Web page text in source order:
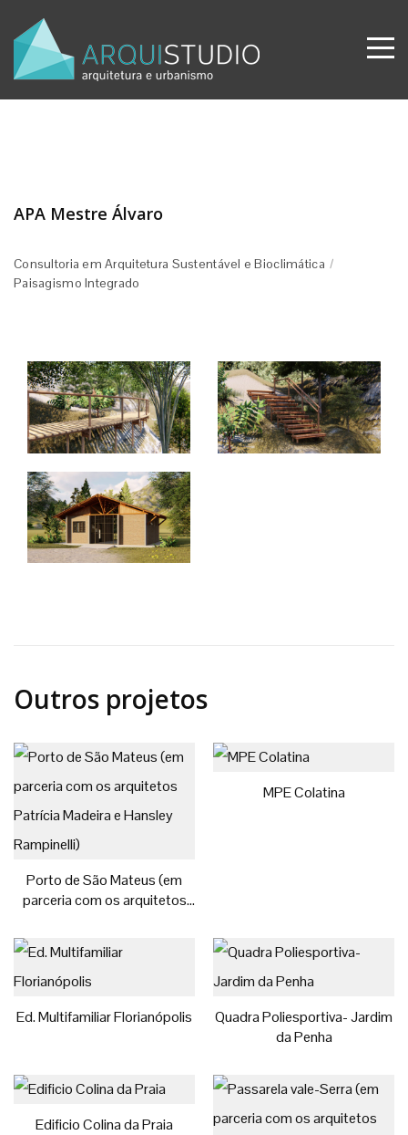
APA Mestre Álvaro
Consultoria em Arquitetura Sustentável e Bioclimática /
Paisagismo Integrado
Outros projetos
Porto de São Mateus (em
parceria com os arquitetos
MPE Colatina
Ed. Multifamiliar Florianópolis
Quadra Poliesportiva- Jardim
da Penha
Edificio Colina da Praia